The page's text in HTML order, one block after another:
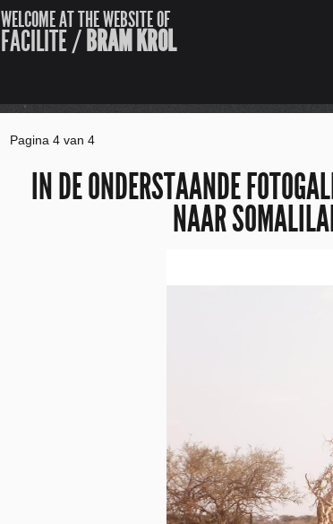
WELCOME AT THE WEBSITE OF
FACILITE / BRAM KROL
Pagina 4 van 4
IN DE ONDERSTAANDE
NAAR